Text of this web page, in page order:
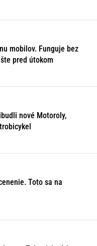
mobilov. Funguje bez
pred útokom
nové Motoroly,
Toto sa na